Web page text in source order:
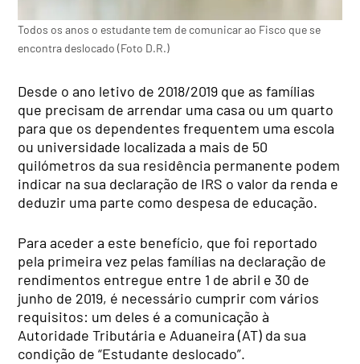
Todos os anos o estudante tem de comunicar ao Fisco que se
encontra deslocado (Foto D.R.)
Desde o ano letivo de 2018/2019 que as famílias
que precisam de arrendar uma casa ou um quarto
para que os dependentes frequentem uma escola
ou universidade localizada a mais de 50
quilómetros da sua residência permanente podem
indicar na sua declaração de IRS o valor da renda e
deduzir uma parte como despesa de educação.
Para aceder a este benefício, que foi reportado
pela primeira vez pelas famílias na declaração de
rendimentos entregue entre 1 de abril e 30 de
junho de 2019, é necessário cumprir com vários
requisitos: um deles é a comunicação à
Autoridade Tributária e Aduaneira (AT) da sua
condição de “Estudante deslocado”.